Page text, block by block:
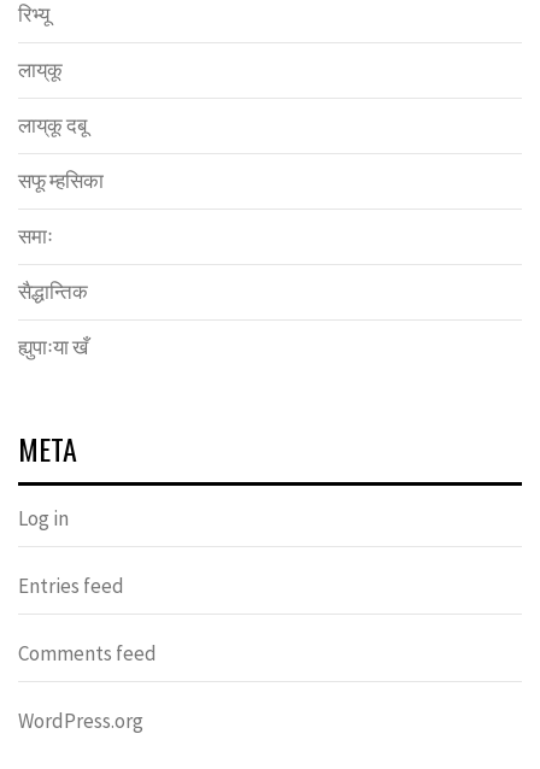
रिभ्यू
लाय्‌कू
लाय्‌कू दबू
सफू म्हसिका
समाः
सैद्धान्तिक
ह्युपाःया खँ
META
Log in
Entries feed
Comments feed
WordPress.org